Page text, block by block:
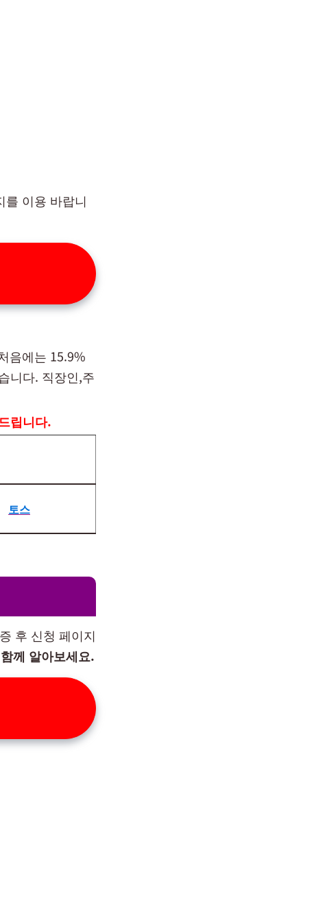
를 이용 바랍니
음에는 15.9%
니다. 직장인,주
립니다.
토스
후 신청 페이지
께 알아보세요.